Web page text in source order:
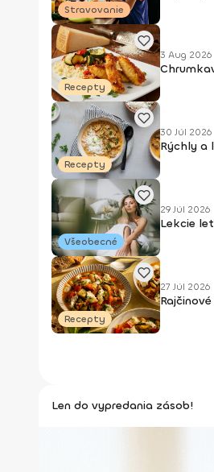
Stravovanie
Recepty
3 Aug 2026
Recepty
30 Júl 2026
Rýchly a
Všeobecné
29 Júl 2026
Lekcie
Recepty
27 Júl 2026
Len do vypredania zásob!